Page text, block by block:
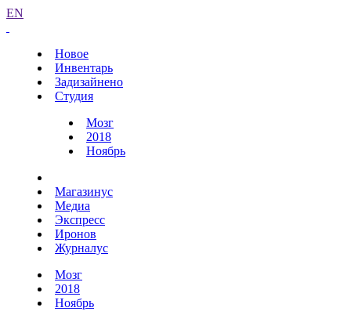
EN
Новое
Инвентарь
Задизайнено
Студия
Мозг
2018
Ноябрь
Магазинус
Медиа
Экспресс
Иронов
Журналус
Мозг
2018
Ноябрь